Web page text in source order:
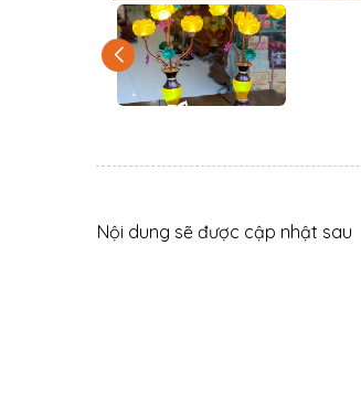
Nội dung sẽ được cập nhật sau